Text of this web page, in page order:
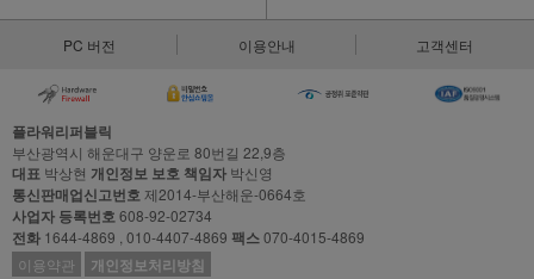
PC 버전 이용안내 고객센터
플라워리퍼블릭
부산광역시 해운대구 양운로 80번길 22,9층
대표 박상현 개인정보 보호 책임자 박신영
통신판매업신고번호제2014-부산해운-0664호
사업자 등록번호608-92-02734
전화 1644-4869 , 010-4407-4869 팩스070-4015-4869
이용약관
개인정보처리방침